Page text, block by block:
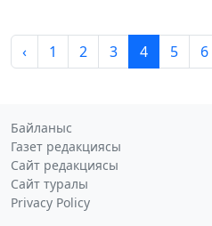
‹ 1 2 3 4 5 6
Байланыс
Газет редакциясы
Сайт редакциясы
Сайт туралы
Privacy Policy